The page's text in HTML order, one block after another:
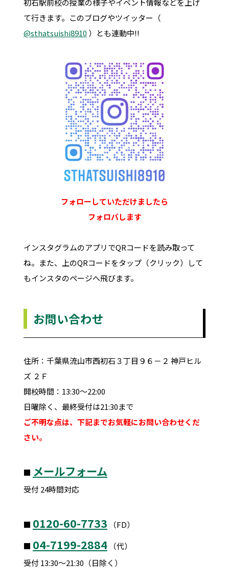
初石駅前校の授業の様子やイベント情報などを上げ
て行きます。このブログやツイッター（
@sthatsuishi8910 ）とも連動中!!
フォローしていただけましたら
フォロバします
インスタグラムのアプリでQRコードを読み取って
ね。また、上のQRコードをタップ（クリック）して
もインスタのページへ飛びます。
お問い合わせ
住所：千葉県流山市西初石３丁目９６－２ 神戸ヒル
ズ ２Ｆ
開校時間：13:30～22:00
日曜除く、最終受付は21:30まで
ご不明な点は、下記までお気軽にお問い合わせくだ
さい。
■ メールフォーム
受付 24時間対応
■ 0120-60-7733 （FD）
■ 04-7199-2884（代）
受付 13:30～21:30（日除く）